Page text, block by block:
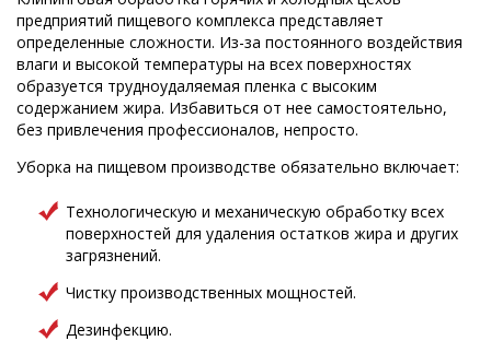
предприятий пищевого комплекса представляет
определенные сложности. Из-за постоянного воздействия
влаги и высокой температуры на всех поверхностях
образуется трудноудаляемая пленка с высоким
содержанием жира. Избавиться от нее самостоятельно,
без привлечения профессионалов, непросто.
Уборка на пищевом производстве обязательно включает:
Технологическую и механическую обработку всех
поверхностей для удаления остатков жира и других
загрязнений.
Чистку производственных мощностей.
Дезинфекцию.